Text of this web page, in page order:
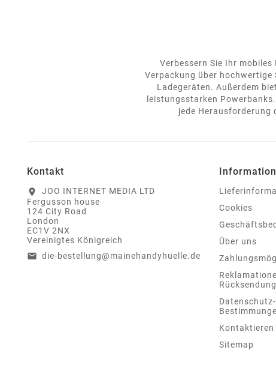
Verbessern Sie Ihr
Verpackung über
Ladegeräten. Außerdem
leistungsstarken
jede Herausforderung
Kontakt
location_on
JOO INTERNET MEDIA LTD
Fergusson house
124 City Road
London
EC1V 2NX
Vereinigtes Königreich
email die-bestellung@mainehandyhuelle.de
Information
Cookies
Über uns
Datenschutz-
Kontaktieren
Sitemap